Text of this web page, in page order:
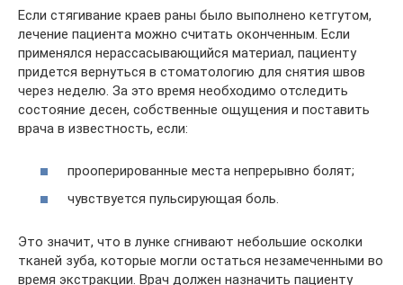
Если стягивание краев раны было выполнено кетгутом,
лечение пациента можно считать оконченным. Если
применялся нерассасывающийся материал, пациенту
придется вернуться в стоматологию для снятия швов
через неделю. За это время необходимо отследить
состояние десен, собственные ощущения и поставить
врача в известность, если:
прооперированные места непрерывно болят;
чувствуется пульсирующая боль.
Это значит, что в лунке сгнивают небольшие осколки
тканей зуба, которые могли остаться незамеченными во
время экстракции. Врач должен назначить пациенту